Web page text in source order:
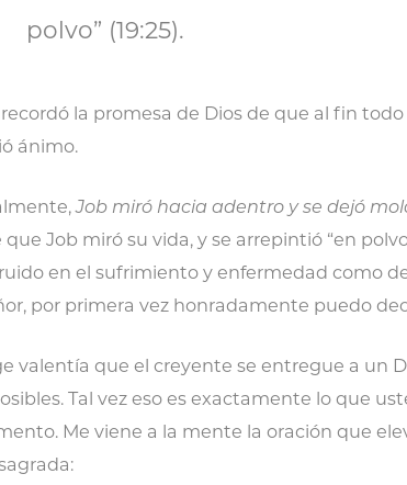
polvo” (19:25).
la promesa de Dios de que al fin
ánimo.
Job miró hacia adentro y se dejó
que Job miró su vida, y se arrepintió “en
en el sufrimiento y enfermedad como
por primera vez honradamente puedo
valentía que el creyente se entregue a un
Tal vez eso es exactamente lo que
Me viene a la mente la oración que